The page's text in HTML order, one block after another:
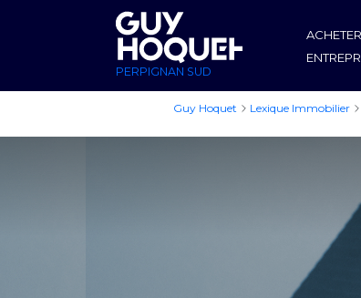
PERPIGNAN SUD
ACHETER
Guy Hoquet Lexique Immobilier